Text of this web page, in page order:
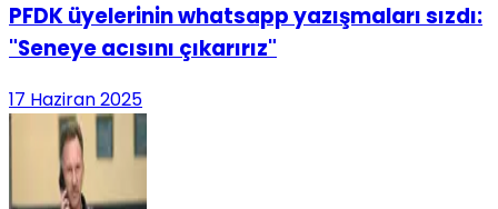
PFDK üyelerinin whatsapp yazışmaları sızdı:
"Seneye acısını çıkarırız"
17 Haziran 2025